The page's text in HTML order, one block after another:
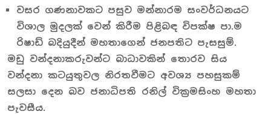
වසර ගණනාවකට පසුව මන්නාරම සංවර්ධනයට
විශාල මුදලක් වෙන් කිරීම පිළිබඳ විපක්ෂ පා.ම
රිෂාඩ් බදියුදීන් මහතාගෙන් ජනපතිට පැසසුම්.
මඩු වන්දනාකරුවන්ට බාධාවකින් තොරව සිය
වන්දනා කටයුතුවල නිරතවීමට අවශ්‍ය පහසුකම්
සලසා දෙන බව ජනාධිපති රනිල් වික්‍රමසිංහ මහතා
පැවසීය.